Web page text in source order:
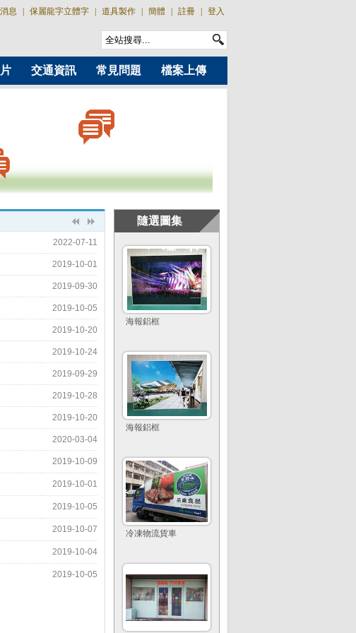
息 保麗龍字立體字 道具製作 簡體 註冊 登入
交通資訊 常見問題 檔案上傳
2022-07-11
2019-10-01
2019-09-30
2019-10-05
2019-10-20
2019-10-24
2019-09-29
2019-10-28
2019-10-20
2020-03-04
2019-10-09
2019-10-01
2019-10-05
2019-10-07
2019-10-04
2019-10-05
隨選圖集
海報鋁框
海報鋁框
冷凍物流貨車